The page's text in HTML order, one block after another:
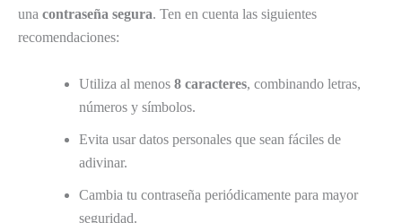
una contraseña segura. Ten en cuenta las siguientes
recomendaciones:
Utiliza al menos 8 caracteres, combinando letras,
números y símbolos.
Evita usar datos personales que sean fáciles de
adivinar.
Cambia tu contraseña periódicamente para mayor
seguridad.